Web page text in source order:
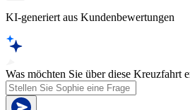
KI-generiert aus Kundenbewertungen
Was möchten Sie über diese Kreuzfahrt